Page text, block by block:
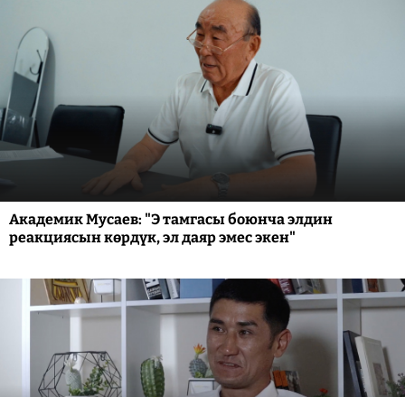
Академик Мусаев: "Э тамгасы боюнча элдин
реакциясын көрдүк, эл даяр эмес экен"